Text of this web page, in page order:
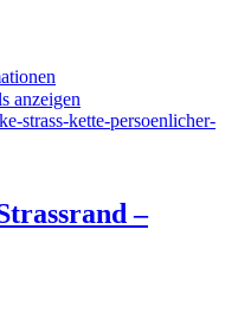
anzeigen
–